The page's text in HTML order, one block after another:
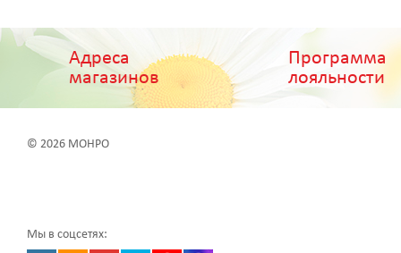
Адреса
магазинов
Программа
лояльности
© 2026 МОНРО
Мы в соцсетях: